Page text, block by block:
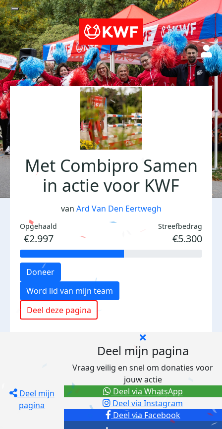
Met Combipro Samen
in actie voor KWF
van Ard Van Den Eertwegh
Opgehaald
€2.997
Streefbedrag
€5.300
Doneer
Word lid van mijn team
Deel deze pagina
Deel mijn
pagina
Deel mijn pagina
Vraag veilig en snel om donaties voor
jouw actie
Deel via Facebook
Deel via Instagram
Deel via WhatsApp